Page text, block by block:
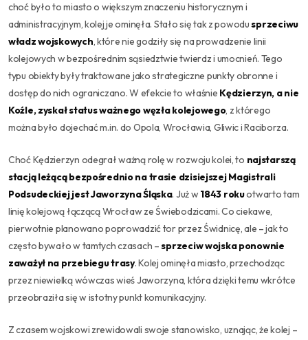
choć było to miasto o większym znaczeniu historycznym i
administracyjnym, kolej je ominęła. Stało się tak z powodusprzeciwu
władz wojskowych, które nie godziły się na prowadzenie linii
kolejowych w bezpośrednim sąsiedztwie twierdz i umocnień. Tego
typu obiekty były traktowane jako strategiczne punkty obronne i
dostęp do nich ograniczano. W efekcie to właśnie Kędzierzyn, a nie
Koźle, zyskał status ważnego węzła kolejowego, z którego
można było dojechać m.in. do Opola, Wrocławia, Gliwic i Raciborza.
Choć Kędzierzyn odegrał ważną rolę w rozwoju kolei, to najstarszą
stacją leżącą bezpośrednio na trasie dzisiejszej Magistrali
Podsudeckiej jest Jaworzyna Śląska. Już w 1843 rokuotwarto tam
linię kolejową łączącą Wrocław ze Świebodzicami. Co ciekawe,
pierwotnie planowano poprowadzić tor przez Świdnicę, ale – jak to
często bywało w tamtych czasach –sprzeciw wojska ponownie
zaważył na przebiegu trasy. Kolej ominęła miasto, przechodząc
przez niewielką wówczas wieś Jaworzyna, która dzięki temu wkrótce
przeobraziła się w istotny punkt komunikacyjny.
Z czasem wojskowi zrewidowali swoje stanowisko, uznając, że kolej –